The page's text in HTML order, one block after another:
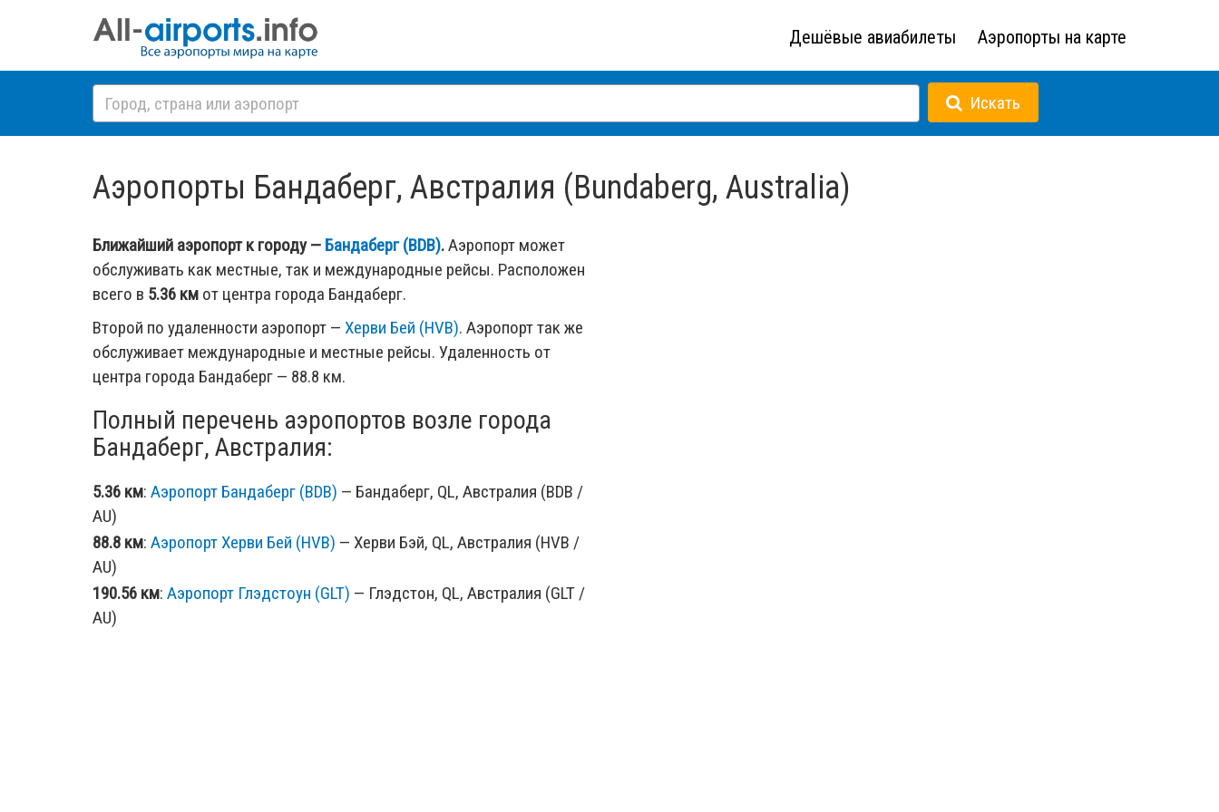
Дешёвые авиабилеты Аэропорты на карте
Искать
Аэропорты Бандаберг, Австралия (Bundaberg, Australia)
Ближайший аэропорт к городу — Бандаберг (BDB).Аэропорт может
обслуживать как местные, так и международные рейсы. Расположен
всего в 5.36 км от центра города Бандаберг.
Второй по удаленности аэропорт — Херви Бей (HVB). Аэропорт так же
обслуживает международные и местные рейсы. Удаленность от
центра города Бандаберг — 88.8 км.
Полный перечень аэропортов возле города
Бандаберг, Австралия:
5.36 км: Аэропорт Бандаберг (BDB) — Бандаберг, QL, Австралия (BDB /
AU)
88.8 км: Аэропорт Херви Бей (HVB) — Херви Бэй, QL, Австралия (HVB /
AU)
190.56 км: Аэропорт Глэдстоун (GLT) — Глэдстон, QL, Австралия (GLT /
AU)